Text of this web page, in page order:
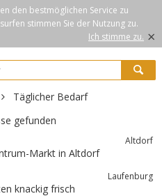
den bestmöglichen Service zu
stimmen Sie der Nutzung zu.
Ich stimme zu. ×
Täglicher Bedarf
gefunden
Altdorf
Markt in Altdorf
Laufenburg
knackig frisch